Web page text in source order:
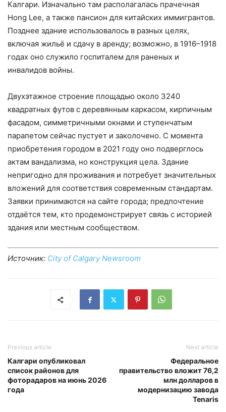
Калгари. Изначально там располагалась прачечная
Hong Lee, а также пансион для китайских иммигрантов.
Позднее здание использовалось в разных целях,
включая жильё и сдачу в аренду; возможно, в 1916–1918
годах оно служило госпиталем для раненых и
инвалидов войны.
Двухэтажное строение площадью около 3240
квадратных футов с деревянным каркасом, кирпичным
фасадом, симметричными окнами и ступенчатым
парапетом сейчас пустует и заколочено. С момента
приобретения городом в 2021 году оно подверглось
актам вандализма, но конструкция цела. Здание
непригодно для проживания и потребует значительных
вложений для соответствия современным стандартам.
Заявки принимаются на сайте города; предпочтение
отдаётся тем, кто продемонстрирует связь с историей
здания или местным сообществом.
Источник: City of Calgary Newsroom
Previous article
Калгари опубликовал
список районов для
фоторадаров на июнь 2026
года
Next article
Федеральное
правительство вложит 76,2
млн долларов в
модернизацию завода
Tenaris